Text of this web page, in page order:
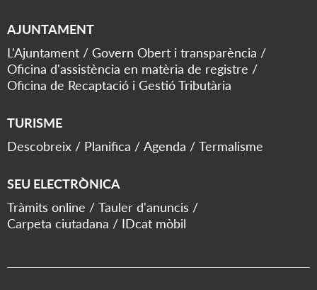
AJUNTAMENT
L'Ajuntament
Govern Obert i transparència
Oficina d'assistència en matèria de registre
Oficina de Recaptació i Gestió Tributària
TURISME
Descobreix
Planifica Agenda Termalisme
SEU ELECTRÒNICA
Tràmits online
Tauler d'anuncis
Carpeta ciutadana
IDcat mòbil